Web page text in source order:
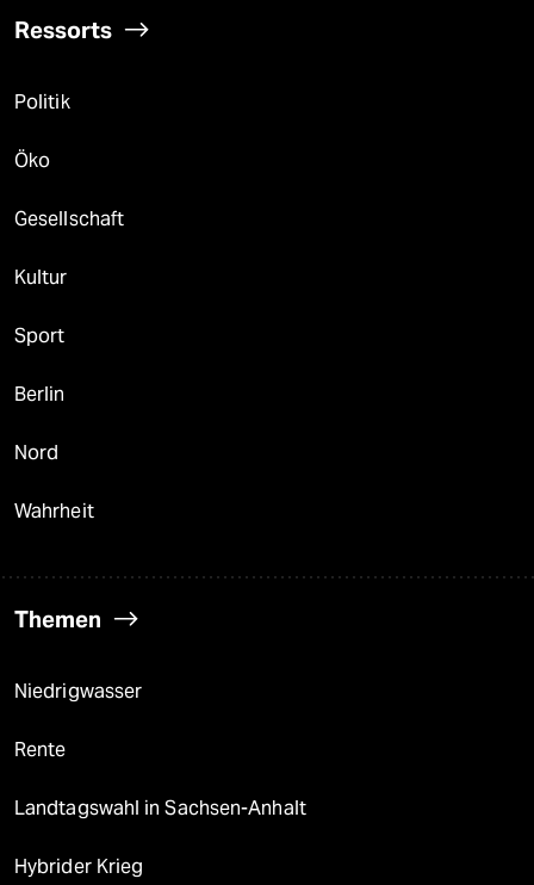
Ressorts
Politik
Öko
Gesellschaft
Kultur
Sport
Berlin
Nord
Wahrheit
Themen
Niedrigwasser
Rente
Landtagswahl in Sachsen-Anhalt
Hybrider Krieg